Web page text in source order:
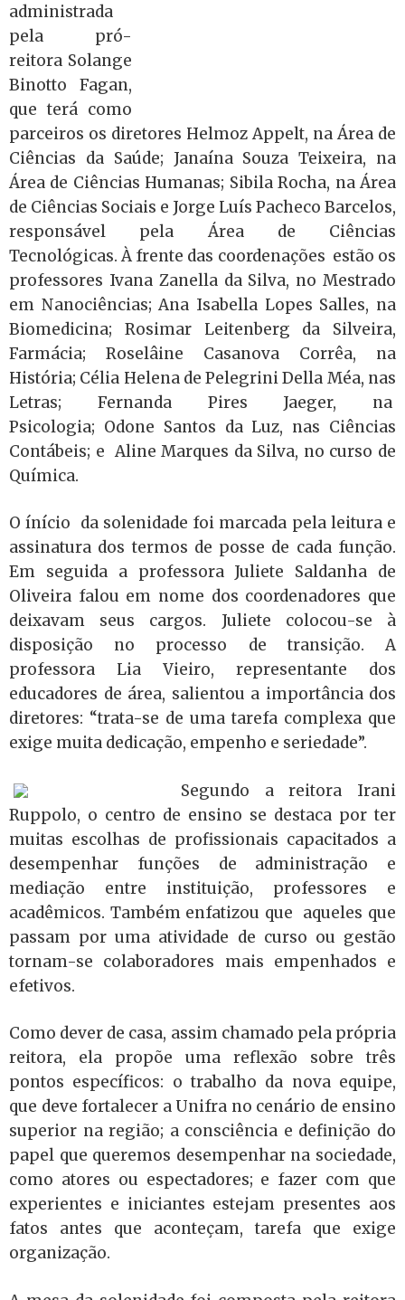
administrada
pela pró-
reitora Solange
Binotto Fagan,
que terá como
parceiros os diretores Helmoz Appelt, na Área de
Ciências da Saúde; Janaína Souza Teixeira, na
Área de Ciências Humanas; Sibila Rocha, na Área
de Ciências Sociais e Jorge Luís Pacheco Barcelos,
responsável pela Área de Ciências
Tecnológicas. À frente das coordenações estão os
professores Ivana Zanella da Silva, no Mestrado
em Nanociências; Ana Isabella Lopes Salles, na
Biomedicina; Rosimar Leitenberg da Silveira,
Farmácia; Roselâine Casanova Corrêa, na
História; Célia Helena de Pelegrini Della Méa, nas
Letras; Fernanda Pires Jaeger, na
Psicologia; Odone Santos da Luz, nas Ciências
Contábeis; e Aline Marques da Silva, no curso de
Química.
O ínício da solenidade foi marcada pela leitura e
assinatura dos termos de posse de cada função.
Em seguida a professora Juliete Saldanha de
Oliveira falou em nome dos coordenadores que
deixavam seus cargos. Juliete colocou-se à
disposição no processo de transição. A
professora Lia Vieiro, representante dos
educadores de área, salientou a importância dos
diretores: “trata-se de uma tarefa complexa que
exige muita dedicação, empenho e seriedade”.
Segundo a reitora Irani
Ruppolo, o centro de ensino se destaca por ter
muitas escolhas de profissionais capacitados a
desempenhar funções de administração e
mediação entre instituição, professores e
acadêmicos. Também enfatizou que aqueles que
passam por uma atividade de curso ou gestão
tornam-se colaboradores mais empenhados e
efetivos.
Como dever de casa, assim chamado pela própria
reitora, ela propõe uma reflexão sobre três
pontos específicos: o trabalho da nova equipe,
que deve fortalecer a Unifra no cenário de ensino
superior na região; a consciência e definição do
papel que queremos desempenhar na sociedade,
como atores ou espectadores; e fazer com que
experientes e iniciantes estejam presentes aos
fatos antes que aconteçam, tarefa que exige
organização.